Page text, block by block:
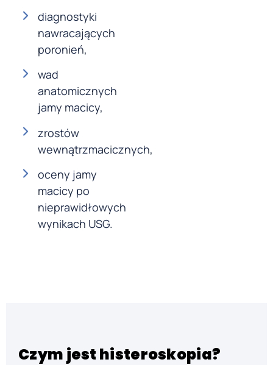
diagnostyki
nawracających
poronień,
wad
anatomicznych
jamy macicy,
zrostów
wewnątrzmacicznych,
oceny jamy
macicy po
nieprawidłowych
wynikach USG.
Czym jest histeroskopia?